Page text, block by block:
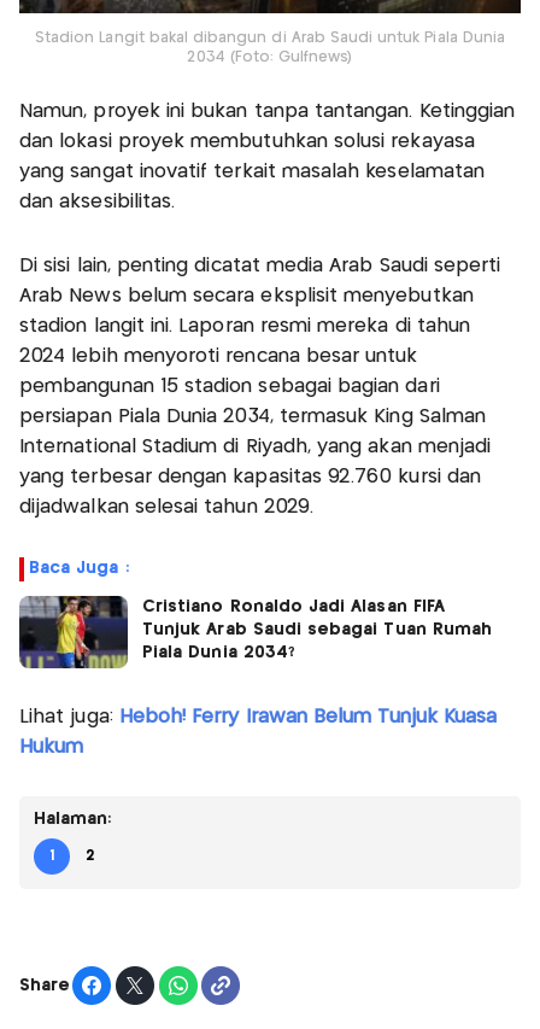
Stadion Langit bakal dibangun di Arab Saudi untuk Piala Dunia
2034 (Foto: Gulfnews)
Namun, proyek ini bukan tanpa tantangan. Ketinggian
dan lokasi proyek membutuhkan solusi rekayasa
yang sangat inovatif terkait masalah keselamatan
dan aksesibilitas.
Di sisi lain, penting dicatat media Arab Saudi seperti
Arab News belum secara eksplisit menyebutkan
stadion langit ini. Laporan resmi mereka di tahun
2024 lebih menyoroti rencana besar untuk
pembangunan 15 stadion sebagai bagian dari
persiapan Piala Dunia 2034, termasuk King Salman
International Stadium di Riyadh, yang akan menjadi
yang terbesar dengan kapasitas 92.760 kursi dan
dijadwalkan selesai tahun 2029.
Baca Juga :
Cristiano Ronaldo Jadi Alasan FIFA
Tunjuk Arab Saudi sebagai Tuan Rumah
Piala Dunia 2034?
Lihat juga: Heboh! Ferry Irawan Belum Tunjuk Kuasa
Hukum
Halaman:
1 2
Share